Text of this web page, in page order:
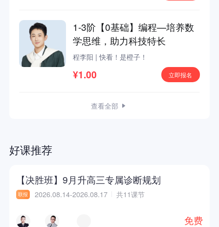
1-3阶【0基础】编程—培养数
学思维，助力科技特长
程李阳 | 快看！是橙子！
¥1.00 立即报名
查看全部
好课推荐
【决胜班】9月升高三专属诊断规划
联报 2026.08.14-2026.08.17 共11课节
免费